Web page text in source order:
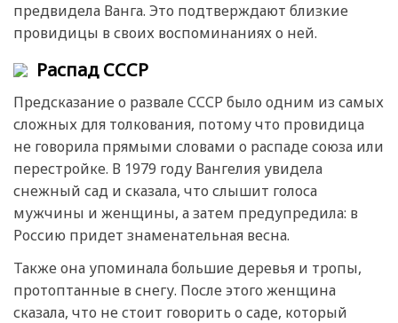
предвидела Ванга. Это подтверждают близкие
провидицы в своих воспоминаниях о ней.
Распад СССР
Предсказание о развале СССР было одним из самых
сложных для толкования, потому что провидица
не говорила прямыми словами о распаде союза или
перестройке. В 1979 году Вангелия увидела
снежный сад и сказала, что слышит голоса
мужчины и женщины, а затем предупредила: в
Россию придет знаменательная весна.
Также она упоминала большие деревья и тропы,
протоптанные в снегу. После этого женщина
сказала, что не стоит говорить о саде, который